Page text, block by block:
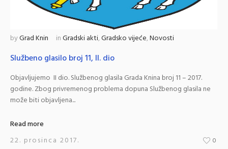
byGrad Knin inGradski akti,Gradsko vijeće,Novosti
Službeno glasilo broj 11, II. dio
Objavljujemo II dio. Službenog glasila Grada Knina broj 11 – 2017.
godine. Zbog privremenog problema dopuna Službenog glasila ne
može biti objavljena...
Read more
22. prosinca 2017.
0